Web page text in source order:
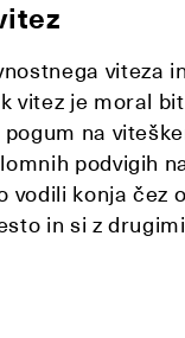
viteza
vitez je moral
na
podvigih
vodili konja čez
in si z